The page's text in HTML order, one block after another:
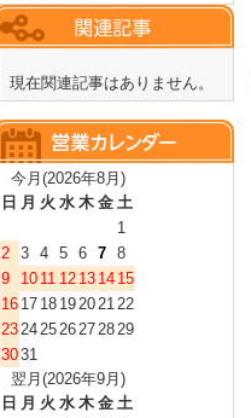
現在関連記事はありません。
今月(2026年8月)
日 月 火 水 木 金 土
1
2 3 4 5 6 7 8
9
10 11 12 13 14 15
16 17 18 19202122
23242526272829
3031
翌月(2026年9月)
日 月 火 水 木 金 土